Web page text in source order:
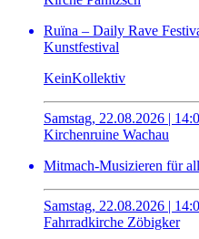
Ruïna – Daily Rave
Kunstfestival
KeinKollektiv
Samstag, 22.08.2026 |
Kirchenruine Wachau
Mitmach-Musizieren für
Samstag, 22.08.2026 |
Fahrradkirche Zöbigker